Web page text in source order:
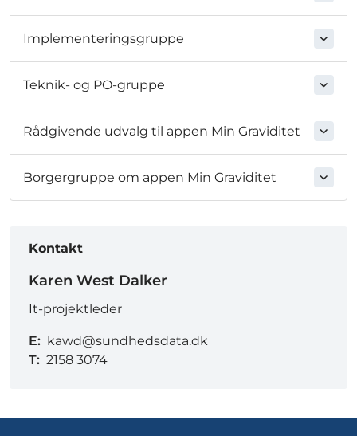
Implementeringsgruppe
Teknik- og PO-gruppe
Rådgivende udvalg til appen Min Graviditet
Borgergruppe om appen Min Graviditet
Kontakt
Karen West Dalker
It-projektleder
E: kawd@sundhedsdata.dk
T: 2158 3074